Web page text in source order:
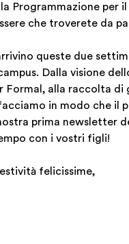
Programmazione per il
che troverete da
queste due
Dalla visione
Formal, alla raccolta
in modo che il
prima newsletter
con i vostri figli!
felicissime,